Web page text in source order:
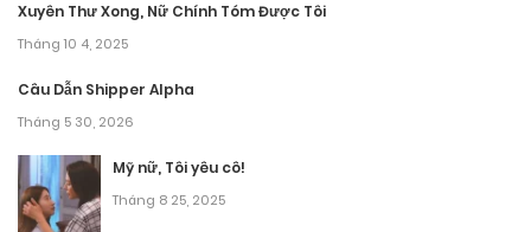
Xuyên Thư Xong, Nữ Chính Tóm Được Tôi
Tháng 10 4, 2025
Câu Dẫn Shipper Alpha
Tháng 5 30, 2026
Mỹ nữ, Tôi yêu cô!
Tháng 8 25, 2025